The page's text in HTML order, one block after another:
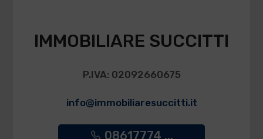
IMMOBILIARE SUCCITTI
P.IVA: 02092660675
info@immobiliaresuccitti.it
08617774 ...